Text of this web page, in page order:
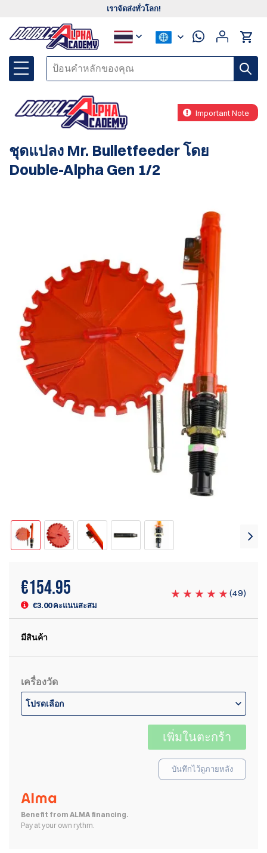
เราจัดส่งทั่วโลก!
Important Note
ชุดแปลง Mr. Bulletfeeder โดย
Double-Alpha Gen 1/2
€154.95
€3.00 คะแนนสะสม
(49)
มีสินค้า
เครื่องวัด
โปรดเลือก
เพิ่มในตะกร้า
บันทึกไว้ดูภายหลัง
Benefit from ALMA financing.
Pay at your own rythm.